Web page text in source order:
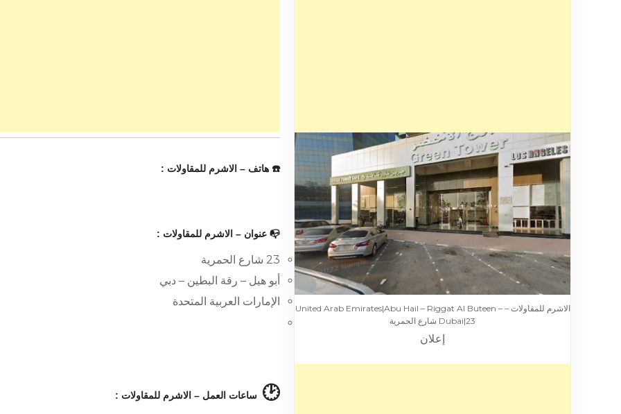
الاشرم للمقاولات – United Arab Emirates|Abu Hail – Riggat Al Buteen –
Dubai|23 شارع الحمرية
إعلان
☎️ هاتف – الاشرم للمقاولات :
📭 عنوان – الاشرم للمقاولات :
23 شارع الحمرية
أبو هيل – رقة البطين – دبي
الإمارات العربية المتحدة
🕑 ساعات العمل – الاشرم للمقاولات :